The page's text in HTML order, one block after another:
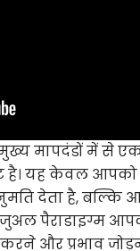
मापदंडों में से
है। यह केवल
देता है, बल्कि
पैराडाइग्म
और प्रभाव